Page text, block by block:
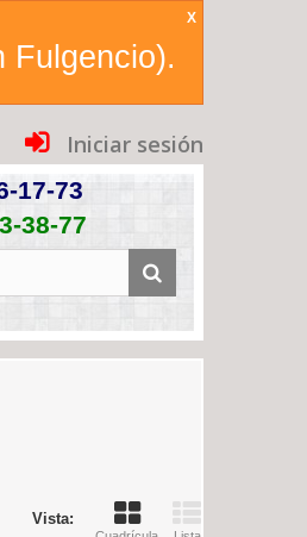
Fulgencio).
X
Iniciar sesión
17-73
38-77
Vista: